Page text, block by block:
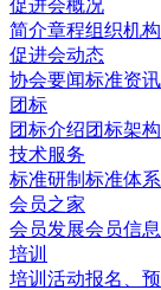
促进会概况
简介章程组织机构
促进会动态
协会要闻标准资讯
团标
团标介绍团标架构
技术服务
标准研制 标准体
会员之家
会员发展会员信息
培训
培训活动报名、